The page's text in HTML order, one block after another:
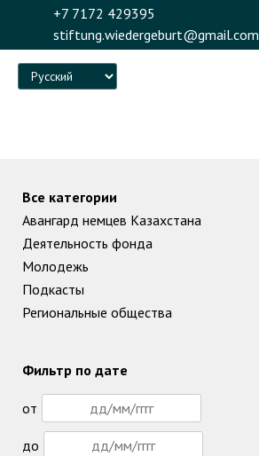
+7 7172 429395
stiftung.wiedergeburt@gmail.com
Language
Все категории
Авангард немцев Казахстана
Деятельность фонда
Молодежь
Подкасты
Региональные общества
Фильтр по дате
от
до